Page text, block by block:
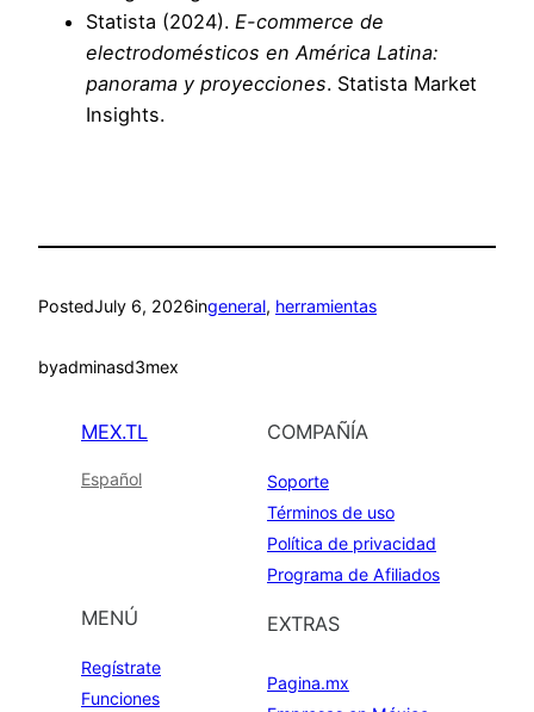
Statista (2024). E-commerce de
electrodomésticos en América Latina:
panorama y proyecciones. Statista Market
Insights.
PostedJuly 6, 2026ingeneral, herramientas
byadminasd3mex
MEX.TL
Español
MENÚ
Regístrate
Funciones
COMPAÑÍA
Soporte
Términos de uso
Política de privacidad
Programa de Afiliados
EXTRAS
Pagina.mx